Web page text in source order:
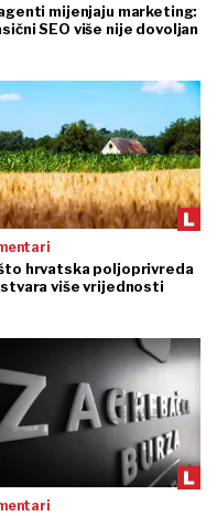
mijenjaju marketing:
SEO više nije dovoljan
hrvatska poljoprivreda
stvara više vrijednosti